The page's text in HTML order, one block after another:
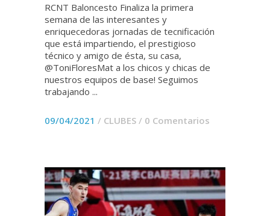
RCNT Baloncesto Finaliza la primera
semana de las interesantes y
enriquecedoras jornadas de tecnificación
que está impartiendo, el prestigioso
técnico y amigo de ésta, su casa,
@ToniFloresMat a los chicos y chicas de
nuestros equipos de base! Seguimos
trabajando ...
09/04/2021 / CLUBES / 0 Comentarios